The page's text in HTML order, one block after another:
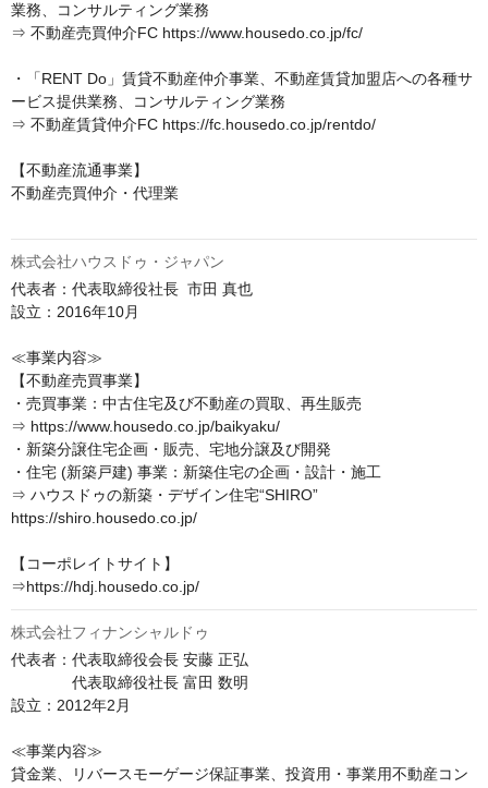
業務、コンサルティング業務
⇒ 不動産売買仲介FC https://www.housedo.co.jp/fc/
・「RENT Do」賃貸不動産仲介事業、不動産賃貸加盟店への各種サ
ービス提供業務、コンサルティング業務
⇒ 不動産賃貸仲介FC https://fc.housedo.co.jp/rentdo/
【不動産流通事業】
不動産売買仲介・代理業
株式会社ハウスドゥ・ジャパン
代表者：代表取締役社長  市田 真也
設立：2016年10月
≪事業内容≫
【不動産売買事業】
・売買事業：中古住宅及び不動産の買取、再生販売
⇒ https://www.housedo.co.jp/baikyaku/
・新築分譲住宅企画・販売、宅地分譲及び開発
・住宅 (新築戸建) 事業：新築住宅の企画・設計・施工
⇒ ハウスドゥの新築・デザイン住宅“SHIRO”
https://shiro.housedo.co.jp/
【コーポレイトサイト】
⇒https://hdj.housedo.co.jp/
株式会社フィナンシャルドゥ
代表者：代表取締役会長 安藤 正弘
代表取締役社長 富田 数明
設立：2012年2月
≪事業内容≫
貸金業、リバースモーゲージ保証事業、投資用・事業用不動産コン